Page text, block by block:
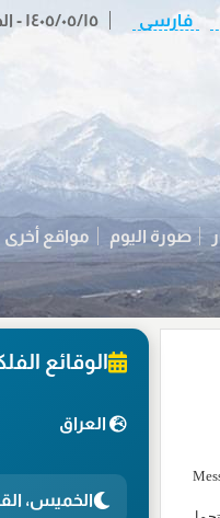
١٤٠٥/٠٥/١٥ - الخميس ٢٢ صفر ١٤٤٨ - ٢٠٢٦/٠٨/٠٦ فارسی
صورة اليوم مواقع أخرى
الوقائع
العراق
الخميس،